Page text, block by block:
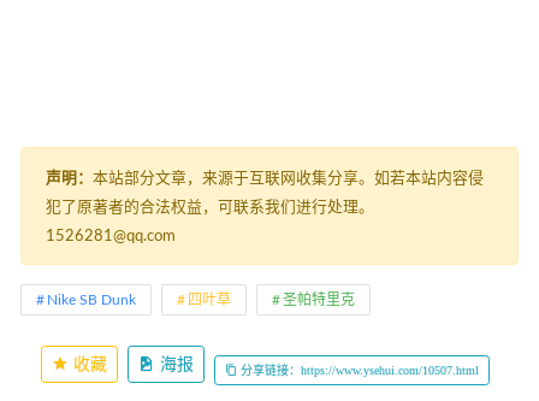
声明： 本站部分文章，来源于互联网收集分享。如若本站内容侵
犯了原著者的合法权益，可联系我们进行处理。
1526281@qq.com
Nike SB Dunk 四叶草 圣帕特里克
收藏 海报 分享链接：https://www.ysehui.com/10507.html